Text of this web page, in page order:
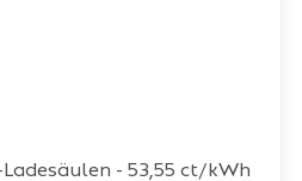
- 53,55 ct/kWh